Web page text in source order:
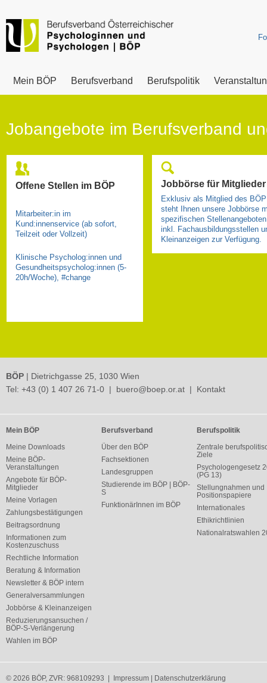
Mein BÖP Berufsverband Berufspolitik
Jobangebote im Berufsverband
Offene Stellen im BÖP
Mitarbeiter:in im
Kund:innenservice (ab sofort,
Teilzeit oder Vollzeit)
Klinische Psycholog:innen und
Gesundheitspsycholog:innen (5-
20h/Woche), #change
Jobbörse für Mitglieder
Exklusiv als Mitglied des BÖP
steht Ihnen unsere Jobbörse
spezifischen Stellenangeboten
inkl. Fachausbildungsstellen
Kleinanzeigen zur Verfügung.
BÖP | Dietrichgasse 25, 1030 Wien
Tel: +43 (0) 1 407 26 71-0 | buero@boep.or.at | Kontakt
Mein BÖP
Meine Downloads
Meine BÖP-
Veranstaltungen
Angebote für BÖP-
Mitglieder
Meine Vorlagen
Zahlungsbestätigungen
Beitragsordnung
Informationen zum
Kostenzuschuss
Rechtliche Information
Beratung & Information
Newsletter & BÖP intern
Generalversammlungen
Jobbörse & Kleinanzeigen
Reduzierungsansuchen /
BÖP-S-Verlängerung
Wahlen im BÖP
Berufsverband
Über den BÖP
Fachsektionen
Landesgruppen
Studierende im BÖP | BÖP-
S
FunktionärInnen im BÖP
Berufspolitik
Zentrale
Ziele
Psychologengesetz
(PG 13)
Stellungnahmen und
Positionspapiere
Internationales
Ethikrichtlinien
Nationalratswahlen
© 2026 BÖP, ZVR: 968109293 | Impressum Datenschutzerklärung